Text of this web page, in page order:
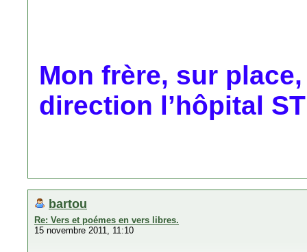
Mon frère, sur
direction l’hôpital
bartou
Re: Vers et poémes en vers libres.
15 novembre 2011, 11:10